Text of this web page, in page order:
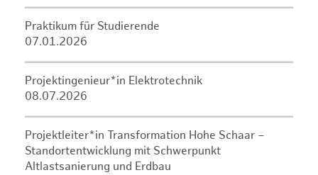
Praktikum für Studierende
07.01.2026
Projektingenieur*in Elektrotechnik
08.07.2026
Projektleiter*in Transformation Hohe Schaar –
Standortentwicklung mit Schwerpunkt
Altlastsanierung und Erdbau